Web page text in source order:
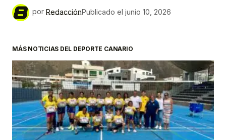
por RedacciónPublicado el junio 10, 2026
MÁS NOTICIAS DEL DEPORTE CANARIO